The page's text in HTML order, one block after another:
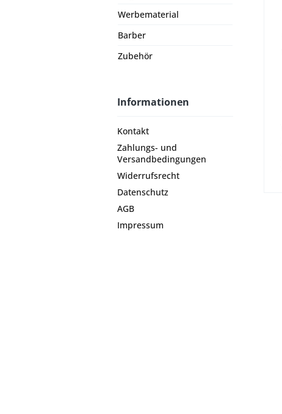
Werbematerial
Barber
Zubehör
Informationen
Kontakt
Zahlungs- und
Versandbedingungen
Widerrufsrecht
Datenschutz
AGB
Impressum